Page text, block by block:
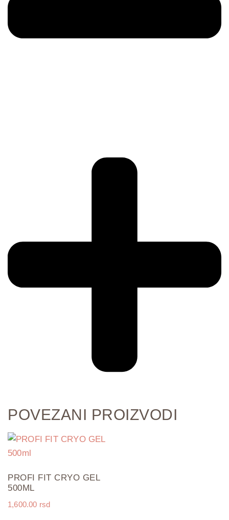
POVEZANI PROIZVODI
PROFI FIT CRYO GEL
500ML
1,600.00 rsd